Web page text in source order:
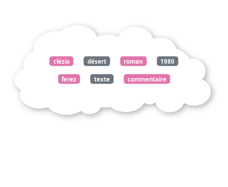
clézio désert roman 1980
ferez texte commentaire
étudier récit accouchement